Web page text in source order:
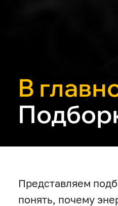
В
Представляем
понять, почему